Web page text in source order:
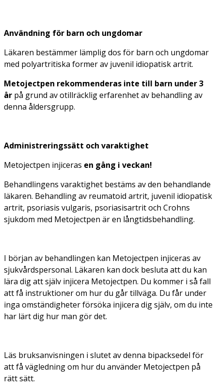
Användning för barn och ungdomar
Läkaren bestämmer lämplig dos för barn och ungdomar
med polyartritiska former av juvenil idiopatisk artrit.
Metojectpen rekommenderas inte till barn under 3
år på grund av otillräcklig erfarenhet av behandling av
denna åldersgrupp.
Administreringssätt och varaktighet
Metojectpen injiceras en gång i veckan!
Behandlingens varaktighet bestäms av den behandlande
läkaren. Behandling av reumatoid artrit, juvenil idiopatisk
artrit, psoriasis vulgaris, psoriasisartrit och Crohns
sjukdom med Metojectpen är en långtidsbehandling.
I början av behandlingen kan Metojectpen injiceras av
sjukvårdspersonal. Läkaren kan dock besluta att du kan
lära dig att själv injicera Metojectpen. Du kommer i så fall
att få instruktioner om hur du går tillväga. Du får under
inga omständigheter försöka injicera dig själv, om du inte
har lärt dig hur man gör det.
Läs bruksanvisningen i slutet av denna bipacksedel för
att få vägledning om hur du använder Metojectpen på
rätt sätt.